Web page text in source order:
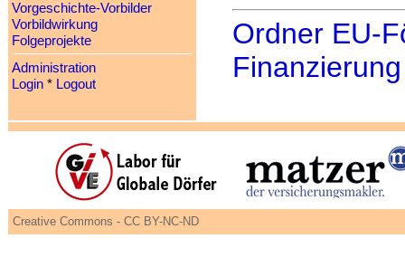
Vorgeschichte-Vorbilder
Vorbildwirkung
Folgeprojekte
Administration
Login* Logout
Ordner EU-
Finanzierung
Creative Commons - CC BY-NC-ND